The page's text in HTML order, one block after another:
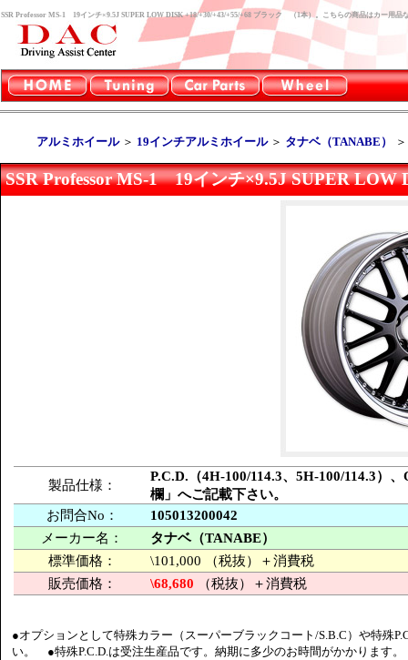
SSR Professor MS-1 19インチ×9.5J SUPER LOW DISK +18/+30/+43/+55/+68 ブラック （1本）。こちらの商品はカー用品
アルミホイール＞ 19インチアルミホイール＞ タナベ（TANABE）
SSR Professor MS-1 19インチ×9.5J SUPER
製品仕様：
P.C.D.（4H-100/114.3、5H-100/114.3）
欄」へご記載下さい。
お問合No：
105013200042
メーカー名：
タナベ（TANABE）
標準価格：
\101,000 （税抜）＋消費税
販売価格：
\68,680 （税抜）＋消費税
●オプションとして特殊カラー（スーパーブラックコート/S.B.C）や特殊
い。 ●特殊P.C.D.は受注生産品です。納期に多少のお時間がかかりま